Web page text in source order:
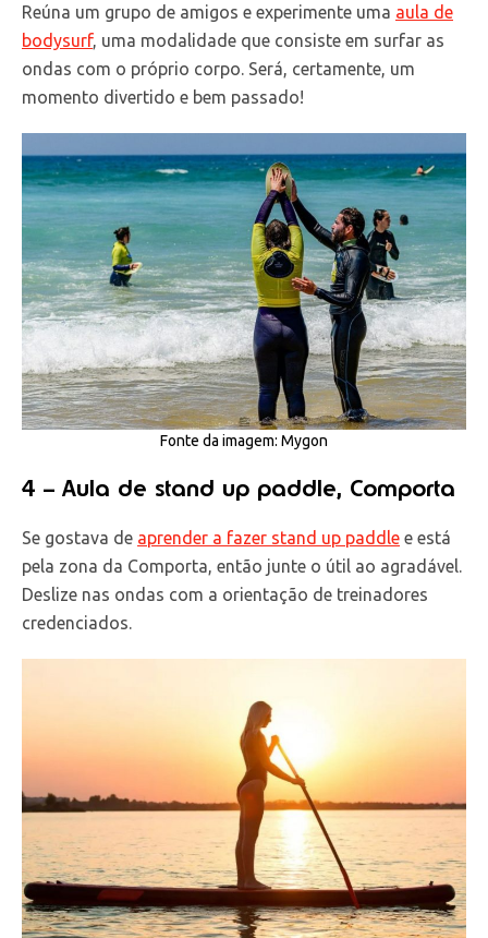
Reúna um grupo de amigos e experimente uma aula de
bodysurf, uma modalidade que consiste em surfar as
ondas com o próprio corpo. Será, certamente, um
momento divertido e bem passado!
Fonte da imagem: Mygon
4 – Aula de stand up paddle, Comporta
Se gostava de aprender a fazer stand up paddle e está
pela zona da Comporta, então junte o útil ao agradável.
Deslize nas ondas com a orientação de treinadores
credenciados.